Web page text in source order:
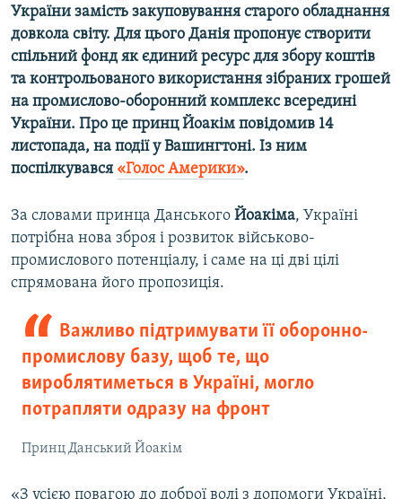
ДОЛУЧАЙСЯ!
Усі сайти RFE/RL
України замість закуповування старого обладнання
довкола світу. Для цього Данія пропонує створити
спільний фонд як єдиний ресурс для збору коштів
та контрольованого використання зібраних грошей
на промислово-оборонний комплекс всередині
України. Про це принц Йоакім повідомив 14
листопада, на події у Вашингтоні. Із ним
поспілкувався «Голос Америки».
За словами принца Данського Йоакіма, Україні
потрібна нова зброя і розвиток військово-
промислового потенціалу, і саме на ці дві цілі
спрямована його пропозиція.
Важливо підтримувати її оборонно-
промислову базу, щоб те, що
вироблятиметься в Україні, могло
потрапляти одразу на фронт
Принц Данський Йоакім
«З усією повагою до доброї волі з допомоги Україні,